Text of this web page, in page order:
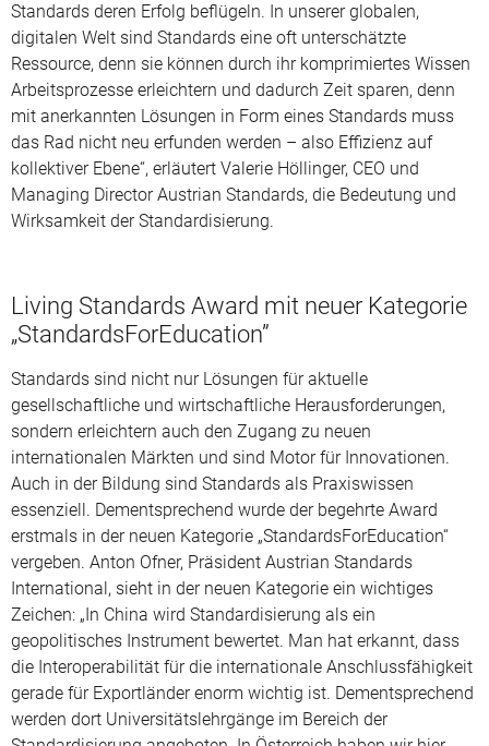
Standards deren Erfolg beflügeln. In unserer globalen,
digitalen Welt sind Standards eine oft unterschätzte
Ressource, denn sie können durch ihr komprimiertes Wissen
Arbeitsprozesse erleichtern und dadurch Zeit sparen, denn
mit anerkannten Lösungen in Form eines Standards muss
das Rad nicht neu erfunden werden – also Effizienz auf
kollektiver Ebene“, erläutert Valerie Höllinger, CEO und
Managing Director Austrian Standards, die Bedeutung und
Wirksamkeit der Standardisierung.
Living Standards Award mit neuer Kategorie
„StandardsForEducation”
Standards sind nicht nur Lösungen für aktuelle
gesellschaftliche und wirtschaftliche Herausforderungen,
sondern erleichtern auch den Zugang zu neuen
internationalen Märkten und sind Motor für Innovationen.
Auch in der Bildung sind Standards als Praxiswissen
essenziell. Dementsprechend wurde der begehrte Award
erstmals in der neuen Kategorie „StandardsForEducation“
vergeben. Anton Ofner, Präsident Austrian Standards
International, sieht in der neuen Kategorie ein wichtiges
Zeichen: „In China wird Standardisierung als ein
geopolitisches Instrument bewertet. Man hat erkannt, dass
die Interoperabilität für die internationale Anschlussfähigkeit
gerade für Exportländer enorm wichtig ist. Dementsprechend
werden dort Universitätslehrgänge im Bereich der